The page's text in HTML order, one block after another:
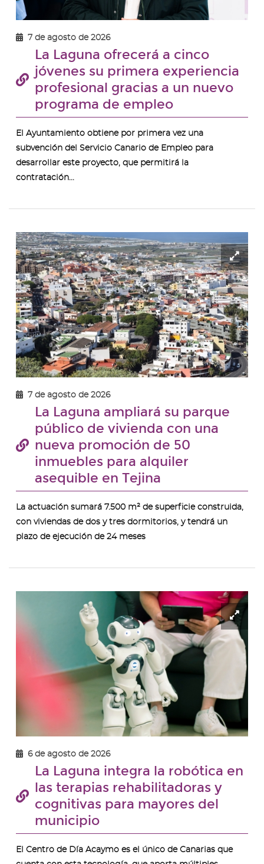
7 de agosto de 2026
La Laguna ofrecerá a cinco
jóvenes su primera experiencia
profesional gracias a un nuevo
programa de empleo
El Ayuntamiento obtiene por primera vez una
subvención del Servicio Canario de Empleo para
desarrollar este proyecto, que permitirá la
contratación...
-
Vista
de
7 de agosto de 2026
La Laguna ampliará su parque
público de vivienda con una
nueva promoción de 50
inmuebles para alquiler
asequible en Tejina
La actuación sumará 7.500 m² de superficie construida,
con viviendas de dos y tres dormitorios, y tendrá un
plazo de ejecución de 24 meses
-
6 de agosto de 2026
La Laguna integra la robótica en
las terapias rehabilitadoras y
cognitivas para mayores del
municipio
El Centro de Día Acaymo es el único de Canarias que